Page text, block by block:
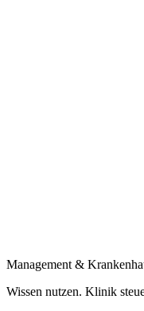
Management &
Wissen nutzen. Klinik